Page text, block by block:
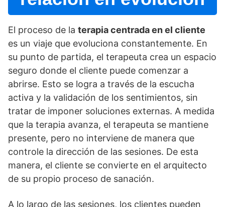
El proceso de la terapia centrada en el cliente
es un viaje que evoluciona constantemente. En
su punto de partida, el terapeuta crea un espacio
seguro donde el cliente puede comenzar a
abrirse. Esto se logra a través de la escucha
activa y la validación de los sentimientos, sin
tratar de imponer soluciones externas. A medida
que la terapia avanza, el terapeuta se mantiene
presente, pero no interviene de manera que
controle la dirección de las sesiones. De esta
manera, el cliente se convierte en el arquitecto
de su propio proceso de sanación.
A lo largo de las sesiones, los clientes pueden